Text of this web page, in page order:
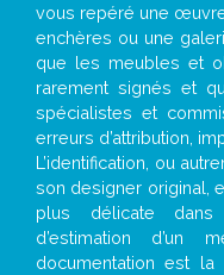
vous repéré une
enchères ou une
que les meubles et
rarement signés et
spécialistes et
erreurs d’attribution,
L’identification, ou
son designer original,
plus délicate
d’estimation d’un
documentation est